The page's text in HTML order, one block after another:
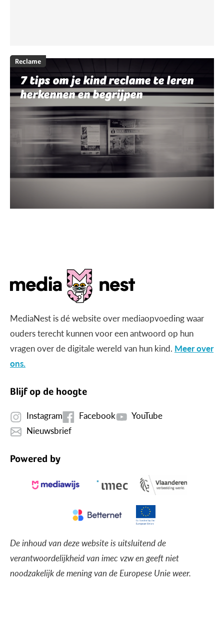
Reclame
7 tips om je kind reclame te leren
herkennen en begrijpen
MediaNest is dé website over mediaopvoeding waar
ouders terecht kunnen voor een antwoord op hun
vragen over de digitale wereld van hun kind. Meer over
ons.
Blijf op de hoogte
Instagram Facebook
YouTube
Nieuwsbrief
Powered by
De inhoud van deze website is uitsluitend de
verantwoordelijkheid van imec vzw en geeft niet
noodzakelijk de mening van de Europese Unie weer.